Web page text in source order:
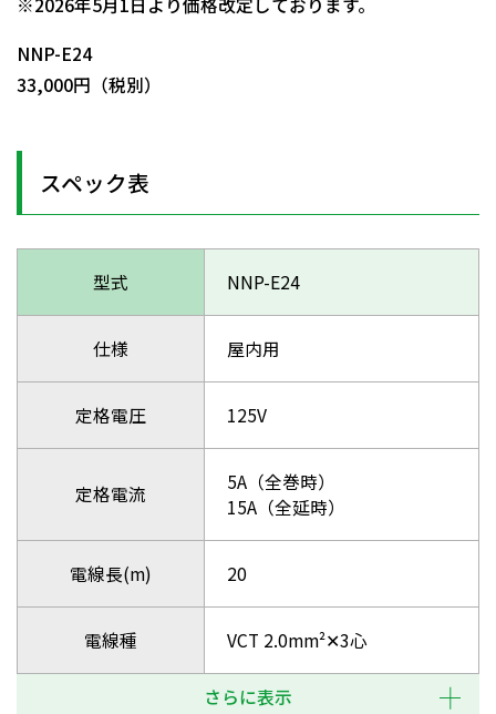
※2026年5月1日より価格改定しております。
NNP-E24
33,000円（税別）
スペック表
型式 NNP-E24
仕様 屋内用
定格電圧 125V
定格電流
5A（全巻時）
15A（全延時）
電線長(m) 20
電線種 VCT 2.0mm²✕3心
さらに表示